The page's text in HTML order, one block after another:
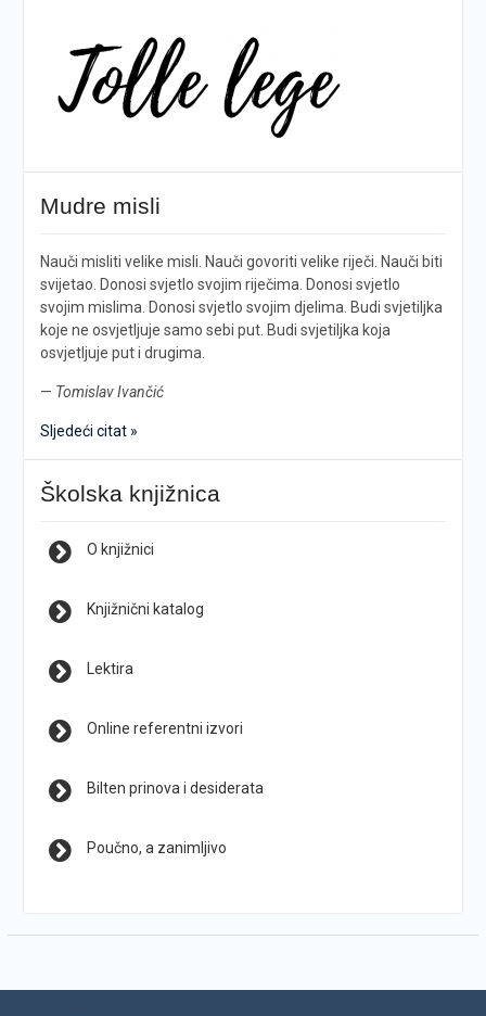
Mudre misli
Nauči misliti velike misli. Nauči govoriti velike riječi. Nauči biti
svijetao. Donosi svjetlo svojim riječima. Donosi svjetlo
svojim mislima. Donosi svjetlo svojim djelima. Budi svjetiljka
koje ne osvjetljuje samo sebi put. Budi svjetiljka koja
osvjetljuje put i drugima.
— Tomislav Ivančić
Sljedeći citat »
Školska knjižnica
O knjižnici
Knjižnični katalog
Lektira
Online referentni izvori
Bilten prinova i desiderata
Poučno, a zanimljivo